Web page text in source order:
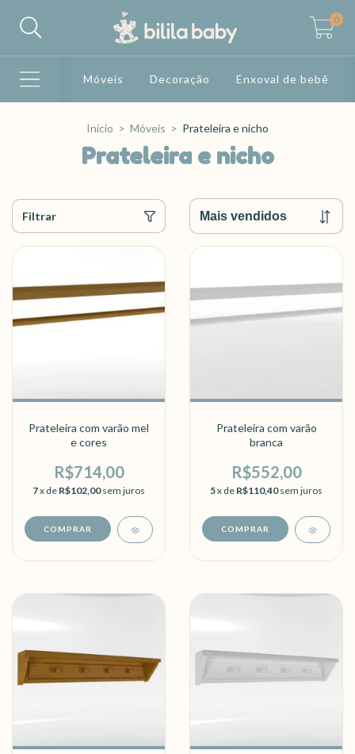
0
Móveis Decoração Enxoval de bebê
Início > Móveis > Prateleira e nicho
Prateleira e nicho
Filtrar
Prateleira com varão mel
e cores
R$714,00
7x de R$102,00 sem juros
Prateleira com varão
branca
R$552,00
5x de R$110,40 sem juros